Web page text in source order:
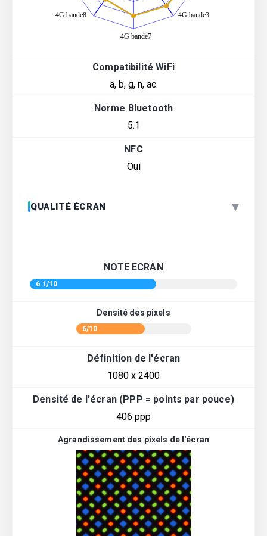
Compatibilité WiFi
a, b, g, n, ac.
Norme Bluetooth
5.1
NFC
Oui
QUALITÉ ÉCRAN ▾
NOTE ECRAN
6.1/10
Densité des pixels
6/10
Définition de l'écran
1080 x 2400
Densité de l'écran (PPP = points par pouce)
406 ppp
Agrandissement des pixels de l'écran